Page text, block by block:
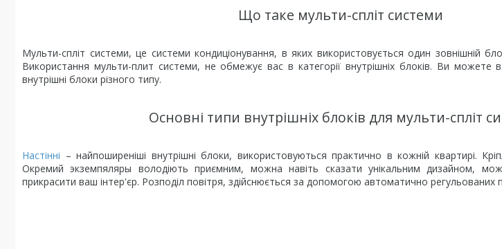
Що таке мульти-спліт системи
Мульти-спліт системи, це системи кондиціонування, в яких використовується один зовнішній
Використання мульти-плит системи, не обмежує вас в категорії внутрішніх блоків. Ви можете
внутрішні блоки різного типу.
Основні типи внутрішніх блоків для мульти-спліт
Настінні – найпоширеніші внутрішні блоки, використовуються практично в кожній квартирі.
Окремий экземпяляры володіють приємним, можна навіть сказати унікальним дизайном,
прикрасити ваш інтер'єр. Розподіл повітря, здійснюється за допомогою автоматично регульованих